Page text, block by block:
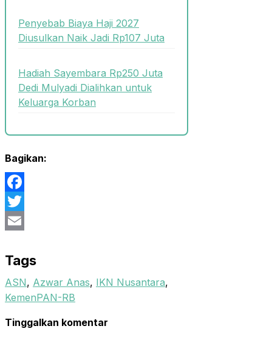
Penyebab Biaya Haji 2027
Diusulkan Naik Jadi Rp107 Juta
Hadiah Sayembara Rp250 Juta
Dedi Mulyadi Dialihkan untuk
Keluarga Korban
Bagikan:
Facebook
Twitter
Tags
ASN, Azwar Anas, IKN Nusantara,
KemenPAN-RB
Tinggalkan komentar